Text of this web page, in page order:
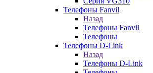
Телефоны Fanvil
Назад
Телефоны Fanvil
Телефоны
Телефоны D-Link
Назад
Телефоны D-Link